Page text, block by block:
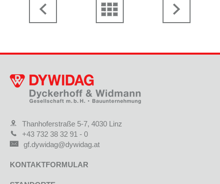
Thanhoferstraße 5-7, 4030 Linz
+43 732 38 32 91 - 0
gf.dywidag@dywidag.at
KONTAKTFORMULAR